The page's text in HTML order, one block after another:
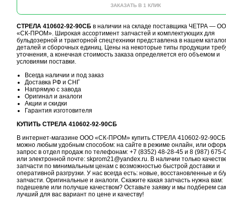
ЗАКАЗАТЬ В 1 КЛИК
СТРЕЛА 410602-92-90СБв наличии на складе поставщика ЧЕТРА —
«СК-ПРОМ». Широкая ассортимент запчастей и комплектующих для
бульдозерной и тракторной спецтехники представлена в нашем
деталей и сборочных единиц. Цены на некоторые типы продукции
уточнения, а конечная стоимость заказа определяется его объемом и
условиями поставки.
Всегда наличии и под заказ
Доставка РФ и СНГ
Напрямую с завода
Оригинал и аналоги
Акции и скидки
Гарантия изготовителя
КУПИТЬ СТРЕЛА 410602-92-90СБ
В интернет-магазине ООО «СК-ПРОМ» купить СТРЕЛА 410602-92-90СБ
можно любым удобным способом: на сайте в режиме онлайн, или
запрос в отдел продаж по телефонам: +7 (8352) 48-28-45и 8 (987) 675-
или электронной почте: skprom21@yandex.ru. В наличии только
запчасти по минимальным ценам с возможностью быстрой доставки и
оперативной разгрузки. У нас всегда есть: новые, восстановленные и б/у
запчасти. Оригинальные и аналоги. Скажите какая запчасть нужна вам:
подешевле или получше качеством? Оставьте заявку и мы подберем
лучший для вас вариант по цене и качеству!